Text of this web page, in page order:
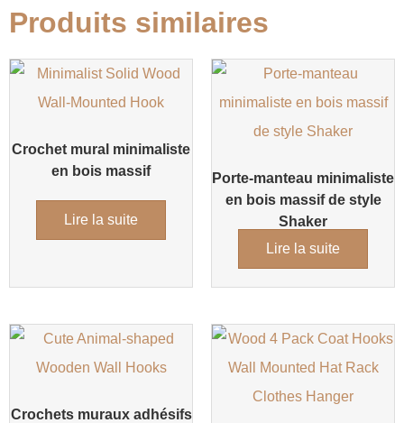
Produits similaires
Crochet mural minimaliste
en bois massif
Lire la suite
Porte-manteau minimaliste
en bois massif de style
Shaker
Lire la suite
Crochets muraux adhésifs